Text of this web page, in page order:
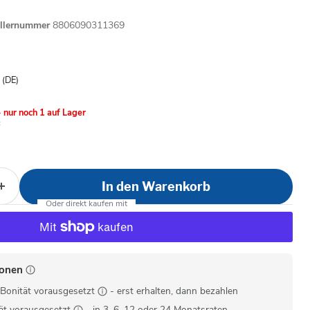
8806090311369
noch 1 auf Lager
In den Warenkorb
vorausgesetzt
- erst erhalten, dann bezahlen